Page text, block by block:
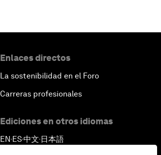
Enlaces directos
La sostenibilidad en el Foro
Carreras profesionales
Ediciones en otros idiomas
EN ▪ ES▪中文▪ 日本語